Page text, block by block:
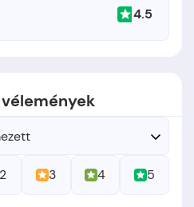
4.5
2 3 4 5